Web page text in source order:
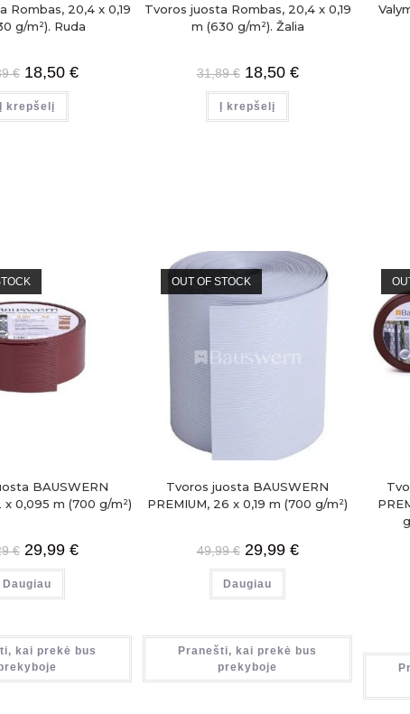
Rombas, 20,4 x 0,19
g/m²). Ruda
€ 18,50 €
Į krepšelį
Tvoros juosta Rombas, 20,4 x 0,19
m (630 g/m²). Žalia
31,89€ 18,50 €
Į krepšelį
BAUSWERN
x 0,095 m (700 g/m²)
€ 29,99 €
Daugiau
kai prekė bus
OUT OF STOCK
Tvoros juosta BAUSWERN
PREMIUM, 26 x 0,19 m (700 g/m²)
49,99€ 29,99 €
Daugiau
Pranešti, kai prekė bus
prekyboje